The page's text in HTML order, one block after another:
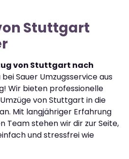
Stuttgart
von Stuttgart nach
Sauer Umzugsservice aus
Wir bieten professionelle
von Stuttgart in die
Mit langjähriger Erfahrung
Team stehen wir dir zur Seite,
und stressfrei wie